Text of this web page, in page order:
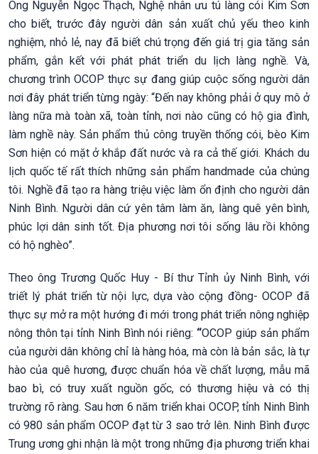
Ông Nguyễn Ngọc Thạch, Nghệ nhân ưu tú làng cói Kim Sơn
cho biết, trước đây người dân sản xuất chủ yếu theo kinh
nghiệm, nhỏ lẻ, nay đã biết chú trọng đến giá trị gia tăng sản
phẩm, gắn kết với phát phát triển du lịch làng nghề. Và,
chương trình OCOP thực sự đang giúp cuộc sống người dân
nơi đây phát triển từng ngày: “Đến nay không phải ở quy mô ở
làng nữa mà toàn xã, toàn tỉnh, nơi nào cũng có hộ gia đình,
làm nghề này. Sản phẩm thủ công truyền thống cói, bèo Kim
Sơn hiện có mặt ở khắp đất nước và ra cả thế giới. Khách du
lịch quốc tế rất thích những sản phẩm handmade của chúng
tôi. Nghề đã tạo ra hàng triệu việc làm ổn định cho người dân
Ninh Bình. Người dân cứ yên tâm làm ăn, làng quê yên bình,
phúc lợi dân sinh tốt. Địa phương nơi tôi sống lâu rồi không
có hộ nghèo”.
Theo ông Trương Quốc Huy - Bí thư Tỉnh ủy Ninh Bình, với
triết lý phát triển từ nội lực, dựa vào cộng đồng- OCOP đã
thực sự mở ra một hướng đi mới trong phát triển nông nghiệp
nông thôn tại tỉnh Ninh Bình nói riêng: “OCOP giúp sản phẩm
của người dân không chỉ là hàng hóa, mà còn là bản sắc, là tự
hào của quê hương, được chuẩn hóa về chất lượng, mẫu mã
bao bì, có truy xuất nguồn gốc, có thương hiệu và có thị
trường rõ ràng. Sau hơn 6 năm triển khai OCOP, tỉnh Ninh Bình
có 980 sản phẩm OCOP đạt từ 3 sao trở lên. Ninh Bình được
Trung ương ghi nhận là một trong những địa phương triển khai